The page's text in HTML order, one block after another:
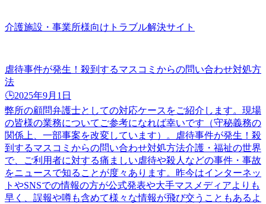
介護施設・事業所様向けトラブル解決サイト
虐待事件が発生！殺到するマスコミからの問い合わせ対処方
法
🕒️2025年9月1日
弊所の顧問弁護士としての対応ケースをご紹介します。現場
の皆様の業務についてご参考になれば幸いです（守秘義務の
関係上、一部事案を改変しています）。虐待事件が発生！殺
到するマスコミからの問い合わせ対処方法介護・福祉の世界
で、ご利用者に対する痛ましい虐待や殺人などの事件・事故
をニュースで知ることが度々あります。昨今はインターネッ
トやSNSでの情報の方が公式発表や大手マスメディアよりも
早く、誤報や噂も含めて様々な情報が飛び交うこともあるよ